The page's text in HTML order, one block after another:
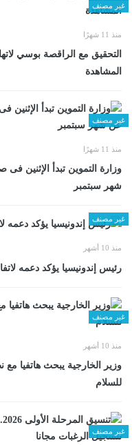
غير مصنف
منذ 11 شهرًا
التحقيق مع الراقصة بوسي
المشاهدة
غير مصنف
منذ 11 شهرًا
وزارة التموين تبدأ الإثنين
شهر سبتمبر
غير مصنف
منذ 10 أشهر
رئيس إندونيسيا يؤكد دعمه
غير مصنف
منذ 10 أشهر
وزير الخارجية يبحث هاتفيا
للسلام
غير مصنف